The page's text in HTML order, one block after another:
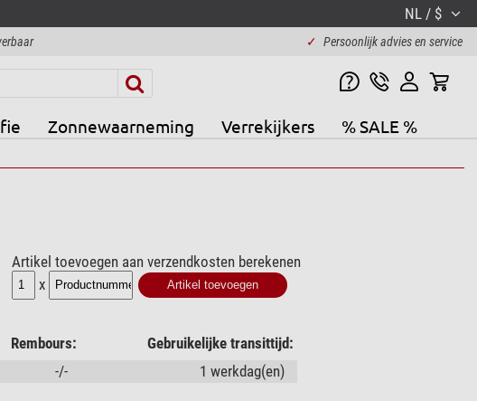
NL / $
✓ Persoonlijk advies en service
Zonnewaarneming Verrekijkers % SALE %
Artikel toevoegen aan verzendkosten berekenen
x
Rembours:
Gebruikelijke transittijd:
-/- 1 werkdag(en)